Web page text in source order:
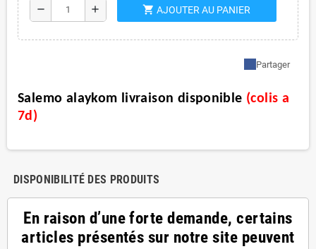
remove add shopping_cart AJOUTER AU PANIER
Partager
Salemo alaykom livraison disponible (colis a
7d )
DISPONIBILITÉ DES PRODUITS
En raison d’une forte demande, certains
articles présentés sur notre site peuvent